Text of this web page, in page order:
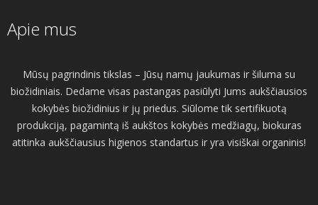
Apie mus
Mūsų pagrindinis tikslas – Jūsų namų jaukumas ir šiluma su
biožidiniais. Dedame visas pastangas pasiūlyti Jums aukščiausios
kokybės biožidinius ir jų priedus. Siūlome tik sertifikuotą
produkciją, pagamintą iš aukštos kokybės medžiagų, biokuras
atitinka aukščiausius higienos standartus ir yra visiškai organinis!